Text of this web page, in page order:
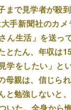
で見学者が殺到
手新聞社のカ
ん生活」を送っ
とたん、年収は
学をしたい」と
親は、信じら
と勉強しないと
いた。全身から